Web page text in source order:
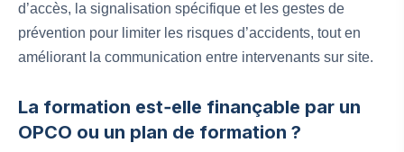
d’accès, la signalisation spécifique et les gestes de
prévention pour limiter les risques d’accidents, tout en
améliorant la communication entre intervenants sur site.
La formation est‑elle finançable par un
OPCO ou un plan de formation ?